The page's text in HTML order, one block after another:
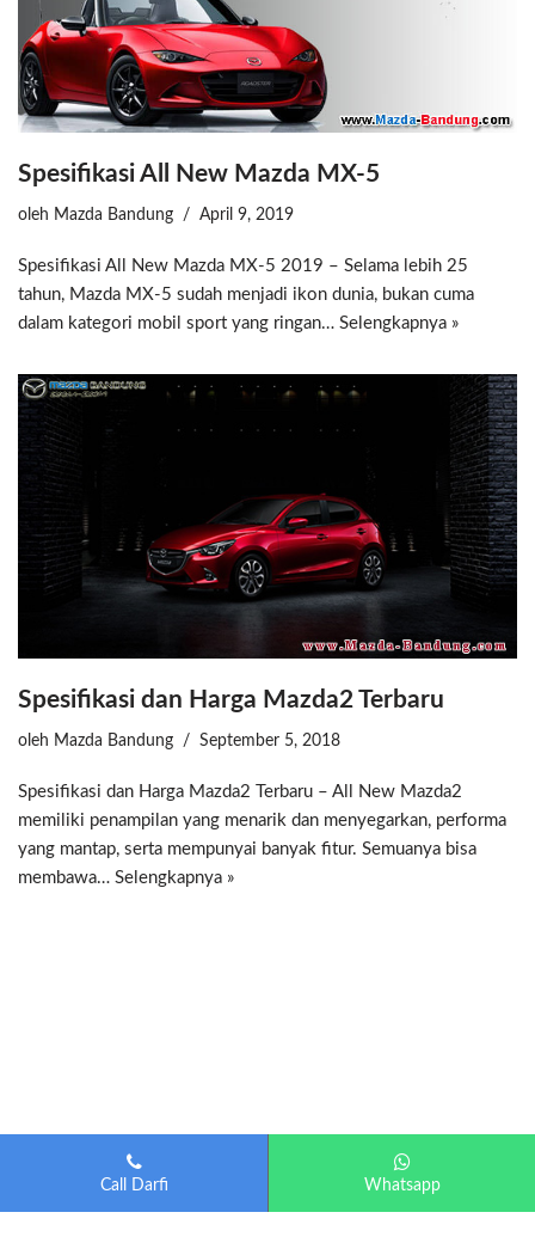
Spesifikasi All New Mazda MX-5
oleh Mazda Bandung April 9, 2019
Spesifikasi All New Mazda MX-5 2019 – Selama lebih 25
tahun, Mazda MX-5 sudah menjadi ikon dunia, bukan cuma
dalam kategori mobil sport yang ringan… Selengkapnya »
Spesifikasi dan Harga Mazda2 Terbaru
oleh Mazda Bandung September 5, 2018
Spesifikasi dan Harga Mazda2 Terbaru – All New Mazda2
memiliki penampilan yang menarik dan menyegarkan, performa
yang mantap, serta mempunyai banyak fitur. Semuanya bisa
membawa… Selengkapnya »
Mazda Bandung Otomotif-Bandung.com
Call Darfi Whatsapp